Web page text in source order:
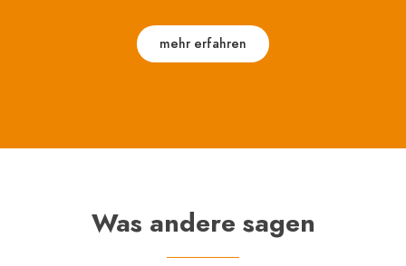
mehr erfahren
Was andere sagen